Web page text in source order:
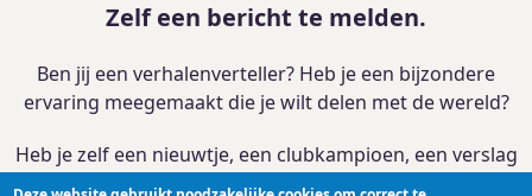
Zelf een bericht te melden.
Ben jij een verhalenverteller? Heb je een bijzondere
ervaring meegemaakt die je wilt delen met de wereld?
Heb je zelf een nieuwtje, een clubkampioen, een verslag
van je activiteit?